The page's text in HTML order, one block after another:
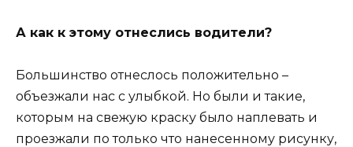
А как к этому отнеслись водители?
Большинство отнеслось положительно –
объезжали нас с улыбкой. Но были и такие,
которым на свежую краску было наплевать и
проезжали по только что нанесенному рисунку,